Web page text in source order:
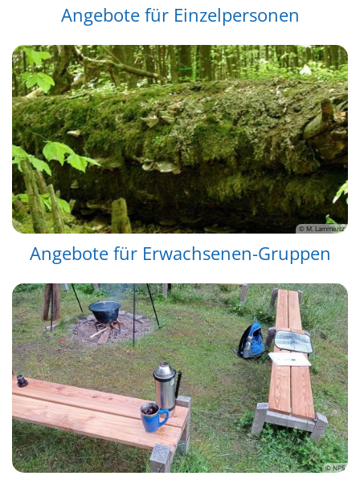
Angebote für Einzelpersonen
© M. Lammertz
Angebote für Erwachsenen-Gruppen
© NPS